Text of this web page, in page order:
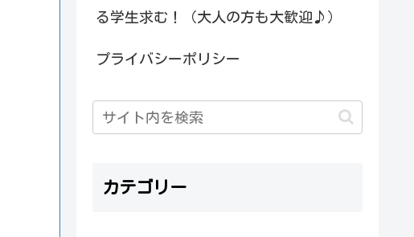
る学生求む！（大人の方も大歓迎♪）
プライバシーポリシー
カテゴリー